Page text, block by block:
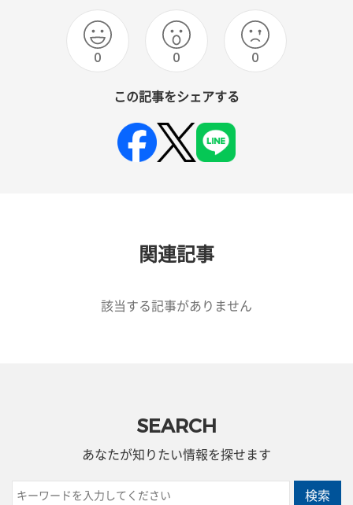
0 0 0
この記事をシェアする
関連記事
該当する記事がありません
SEARCH
あなたが知りたい情報を探せます
検索